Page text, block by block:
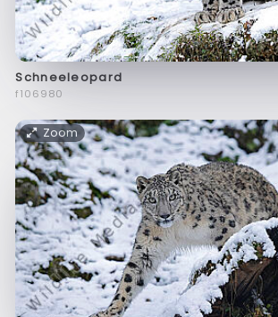
Schneeleopard
f106980
Zoom